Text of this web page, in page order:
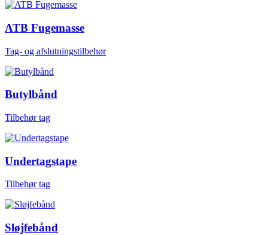
ATB Fugemasse
Tag- og afslutningstilbehør
Butylbånd
Tilbehør tag
Undertagstape
Tilbehør tag
Sløjfebånd